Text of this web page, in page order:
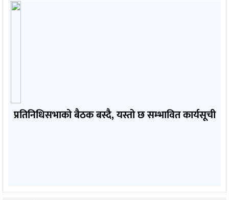
प्रतिनिधिसभाको बैठक बस्दै, यस्तो छ सम्भावित कार्यसूची